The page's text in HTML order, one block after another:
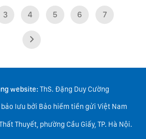
3 4 5 6 7
website: ThS. Đặng Duy Cường
lưu bởi Bảo hiểm tiền gửi Việt Nam
Thuyết, phường Cầu Giấy, TP. Hà Nội.